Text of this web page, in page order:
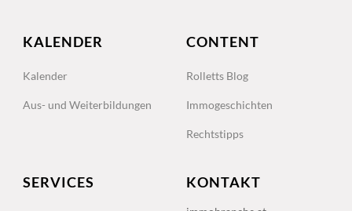
KALENDER
Kalender
Aus- und Weiterbildungen
CONTENT
Rolletts Blog
Immogeschichten
Rechtstipps
SERVICES KONTAKT